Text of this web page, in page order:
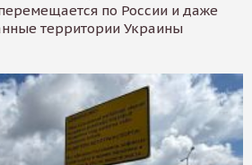
по России и даже
территории Украины